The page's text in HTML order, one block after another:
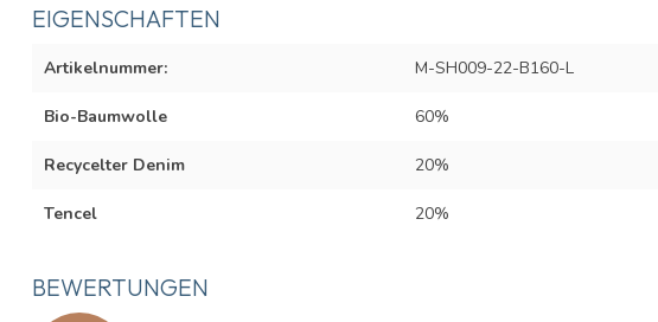
EIGENSCHAFTEN
Artikelnummer: M-SH009-22-B160-L
Bio-Baumwolle 60%
Recycelter Denim 20%
Tencel 20%
BEWERTUNGEN